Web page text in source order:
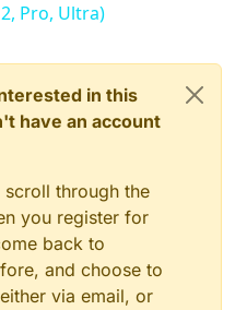
Pro, Ultra)
in this
have an account
through the
you register for
back to
and choose to
via email, or